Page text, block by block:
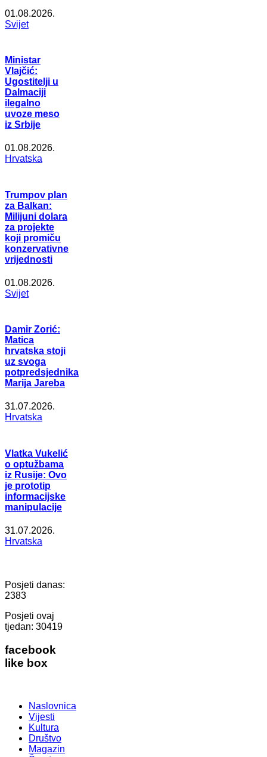
01.08.2026.
Svijet
Ministar
Vlajčić:
Ugostitelji u
Dalmaciji
ilegalno
uvoze meso
iz Srbije
01.08.2026.
Hrvatska
Trumpov plan
za Balkan:
Milijuni dolara
za projekte
koji promiču
konzervativne
vrijednosti
01.08.2026.
Svijet
Damir Zorić:
Matica
hrvatska stoji
uz svoga
potpredsjednika
Marija Jareba
31.07.2026.
Hrvatska
Vlatka Vukelić
o optužbama
iz Rusije: Ovo
je prototip
informacijske
manipulacije
31.07.2026.
Hrvatska
Posjeti danas:
2383
Posjeti ovaj
tjedan: 30419
facebook
like box
Naslovnica
Vijesti
Kultura
Društvo
Magazin